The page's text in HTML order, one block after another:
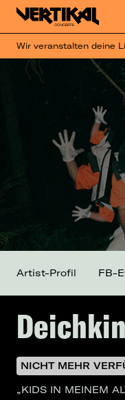
Wir veranstalten deine
NICHT MEHR
„KIDS IN MEINEM
Artist-Profil FB-